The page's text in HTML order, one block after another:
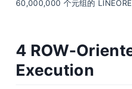
60,000,000 个元组的
4 ROW-
Execution